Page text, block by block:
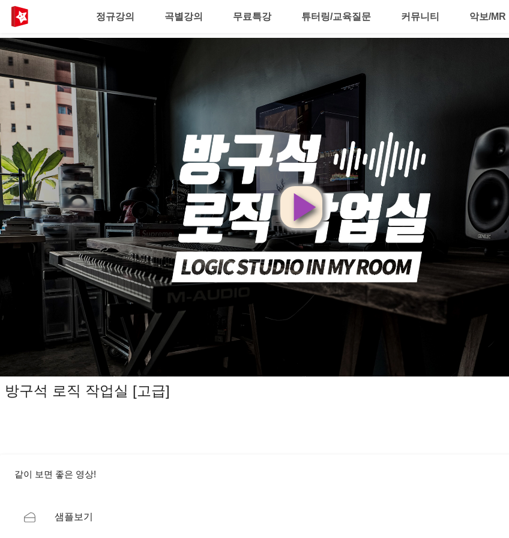
정규강의 곡별강의 무료특강 튜터링/교육질문 커뮤니티 악보/MR
영
상
재
생
방구석 로직 작업실 [고급]
같이 보면 좋은 영상!
샘플보기